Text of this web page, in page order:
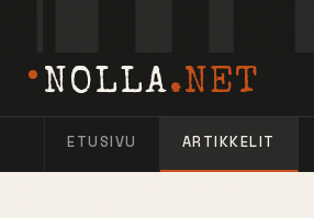
NOLLA.NET
ETUSIVU ARTIKKELIT